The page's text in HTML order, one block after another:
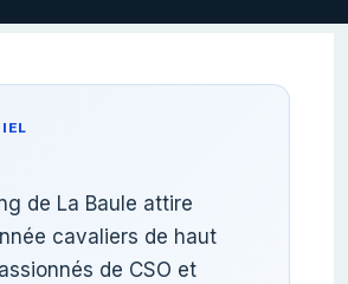
de La Baule attire
cavaliers de haut
de CSO et